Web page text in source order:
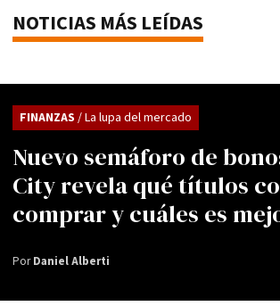
NOTICIAS MÁS LEÍDAS
Nuevo semáforo de
City revela qué títulos
comprar y cuáles es
FINANZAS / La lupa del mercado
PorDaniel Alberti